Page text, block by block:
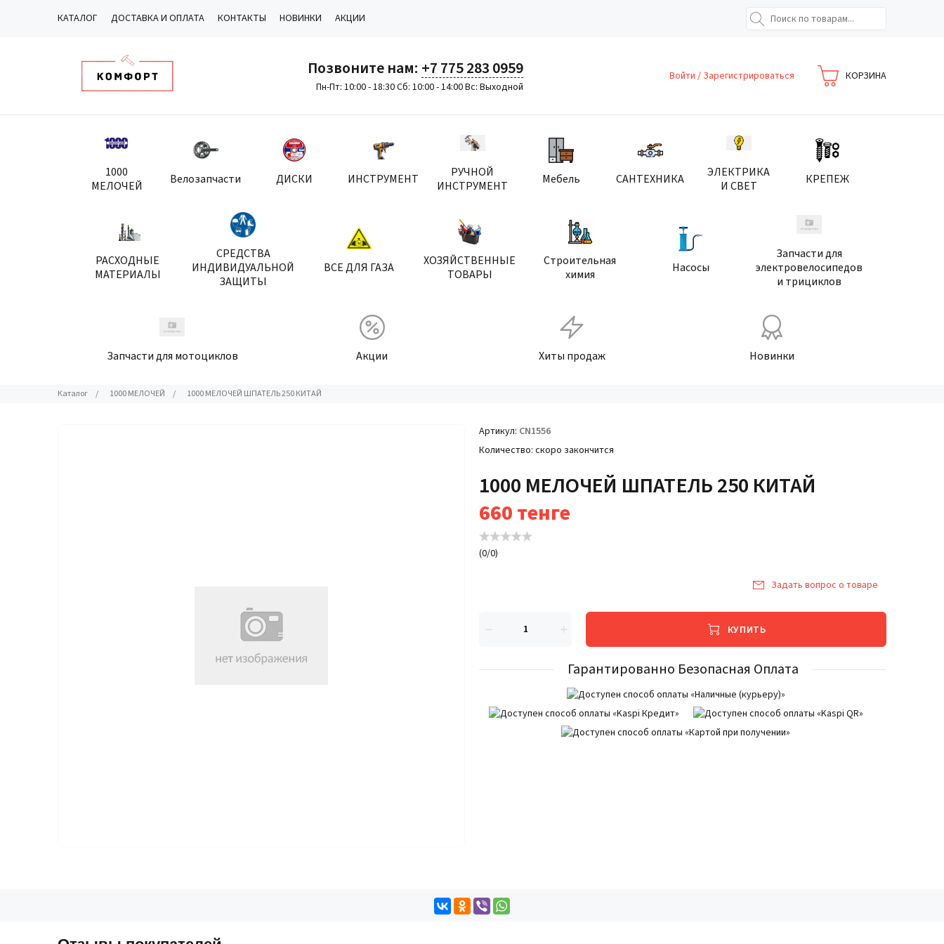
КАТАЛОГ ДОСТАВКА И ОПЛАТА КОНТАКТЫ НОВИНКИ АКЦИИ
Позвоните нам: +7 775 283 0959
Пн-Пт: 10:00 - 18:30 Сб: 10:00 - 14:00 Вс: Выходной
Войти / Зарегистрироваться КОРЗИНА
1000
МЕЛОЧЕЙ
Велозапчасти ДИСКИ ИНСТРУМЕНТ
РУЧНОЙ
ИНСТРУМЕНТ
Мебель САНТЕХНИКА
ЭЛЕКТРИКА
И СВЕТ
КРЕПЕЖ
РАСХОДНЫЕ
МАТЕРИАЛЫ
СРЕДСТВА
ИНДИВИДУАЛЬНОЙ
ЗАЩИТЫ
ВСЕ ДЛЯ ГАЗА
ХОЗЯЙСТВЕННЫЕ
ТОВАРЫ
Строительная
химия
Насосы
Запчасти для
электровелосипедов
и трициклов
Запчасти для мотоциклов Акции Хиты продаж Новинки
Каталог / 1000 МЕЛОЧЕЙ / 1000 МЕЛОЧЕЙ ШПАТЕЛЬ 250 КИТАЙ
Артикул CN1556
Количество скоро закончится
1000 МЕЛОЧЕЙ ШПАТЕЛЬ 250 КИТАЙ
660тенге
(0/0)
Задать вопрос о товаре
КУПИТЬ
Гарантированно Безопасная Оплата